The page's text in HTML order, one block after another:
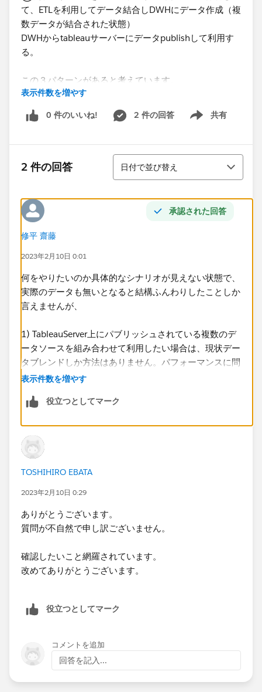
て、ETLを利用してデータ結合しDWHにデータ作成（複
数データが結合された状態）
DWHからtableauサーバーにデータpublishして利用す
る。
この３パターンがあると考えています。
​月次処理でデータを蓄積していく処理となります。
下記サイト等で確認しましたが複数データソースをデー
https://kb.tableau.com/articles/howto/deciding-
​自分が考えているやり方は3点で一長一短があると考え
ています。
可能でございましたら​ご意見いただければ幸甚です。
​何卒宜しくお願い致します。​
表示件数を増やす
0 件のいいね! 2 件の回答 共有
Show menu
2 件の回答
並び替え
日付で並び替え
承認された回答
修平 齋藤
2023年2月10日 0:01
何をやりたいのか具体的なシナリオが見えない状態で、
実際のデータも無いとなると結構ふんわりしたことしか
言えませんが、
1) TableauServer上にパブリッシュされている複数のデ
ータソースを組み合わせて利用したい場合は、現状デー
タブレンドしか方法はありません。パフォーマンスに問
題が出るかどうかはデータの量やリンクする粒度によっ
ブリッシュされたデータソースを利用する限り解決でき
ん。お使いのTableauServerの運用ポリシーがどうなっ
ているのか分かりませんが、データの更新頻度が月次と
いうこともあり、そもそも​データソースを分けてパブリ
ッシュしておく（あるいは分けたデータソースから作
2) Excelを利用するということはデータ量はせいぜい数
のデータ量の場合はクラウドDWHに置くよりもPrepで
Hyperにしてパブリッシュしたほうが表示速度は早いと
S3→Glue/EMR→Redshiftを想定しています）。「過去
のデータに増分更新をかけていくので数千万～数億行に
間を考えるとETLを通してDWHに入れたほうが安全・簡
単な気がします。
簡単にまとめると​
表示件数を増やす
役立つとしてマーク
TOSHIHIRO EBATA
2023年2月10日 0:29
ありがとうございます。
質問が不自然で申し訳ございません。
確認したいこと網羅されています。
​改めてありがとうございます。
役立つとしてマーク
コメントを追加
回答を記入...